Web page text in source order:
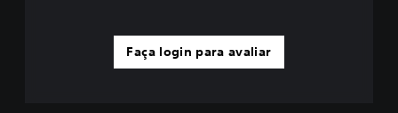
Faça login para avaliar